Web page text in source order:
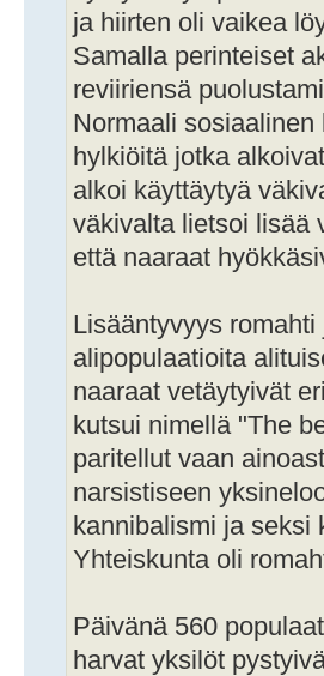
ja hiirten oli vaikea
Samalla perinteiset
reviiriensä
Normaali
hylkiöitä jotka
alkoi käyttäytyä
väkivalta lietsoi lisää
että naaraat
Lisääntyvyys
alipopulaatioita
naaraat vetäytyivät
kutsui nimellä "The
paritellut vaan
narsistiseen
kannibalismi ja seksi
Yhteiskunta oli
Päivänä 560
harvat yksilöt